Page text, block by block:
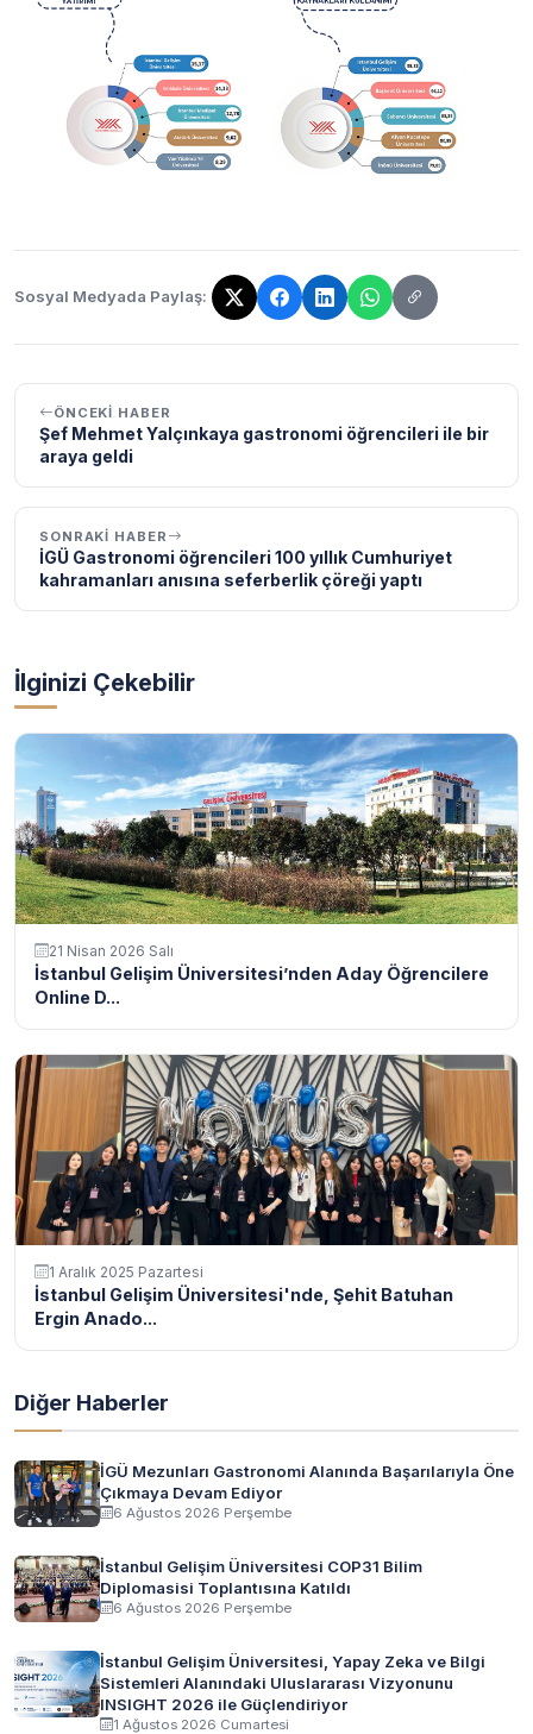
Sosyal Medyada Paylaş:
Bağlantı kopyalandı!
ÖNCEKI HABER
Şef Mehmet Yalçınkaya gastronomi öğrencileri ile bir
araya geldi
SONRAKI HABER
İGÜ Gastronomi öğrencileri 100 yıllık Cumhuriyet
kahramanları anısına seferberlik çöreği yaptı
İlginizi Çekebilir
21 Nisan 2026 Salı
İstanbul Gelişim Üniversitesi’nden Aday Öğrencilere
Online D...
1 Aralık 2025 Pazartesi
İstanbul Gelişim Üniversitesi'nde, Şehit Batuhan
Ergin Anado...
Diğer Haberler
İGÜ Mezunları Gastronomi Alanında Başarılarıyla Öne
Çıkmaya Devam Ediyor
6 Ağustos 2026 Perşembe
İstanbul Gelişim Üniversitesi COP31 Bilim
Diplomasisi Toplantısına Katıldı
6 Ağustos 2026 Perşembe
İstanbul Gelişim Üniversitesi, Yapay Zeka ve Bilgi
Sistemleri Alanındaki Uluslararası Vizyonunu
INSIGHT 2026 ile Güçlendiriyor
1 Ağustos 2026 Cumartesi